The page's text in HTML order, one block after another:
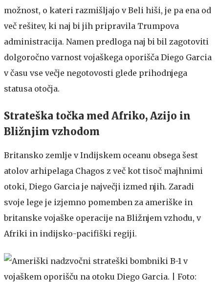
možnost, o kateri razmišljajo v Beli hiši, je pa ena od
več rešitev, ki naj bi jih pripravila Trumpova
administracija. Namen predloga naj bi bil zagotoviti
dolgoročno varnost vojaškega oporišča Diego Garcia
v času vse večje negotovosti glede prihodnjega
statusa otočja.
Strateška točka med Afriko, Azijo in
Bližnjim vzhodom
Britansko zemlje v Indijskem oceanu obsega šest
atolov arhipelaga Chagos z več kot tisoč majhnimi
otoki, Diego Garcia je največji izmed njih. Zaradi
svoje lege je izjemno pomemben za ameriške in
britanske vojaške operacije na Bližnjem vzhodu, v
Afriki in indijsko-pacifiški regiji.